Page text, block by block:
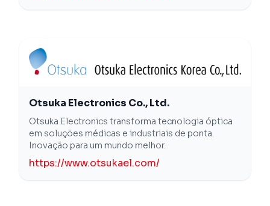
Otsuka Electronics Co., Ltd.
Otsuka Electronics transforma tecnologia óptica
em soluções médicas e industriais de ponta.
Inovação para um mundo melhor.
https://www.otsukael.com/